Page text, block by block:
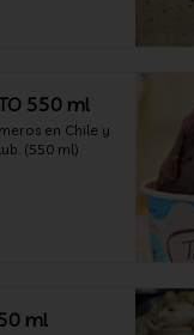
550 ml
en Chile y
(550 ml)
ml